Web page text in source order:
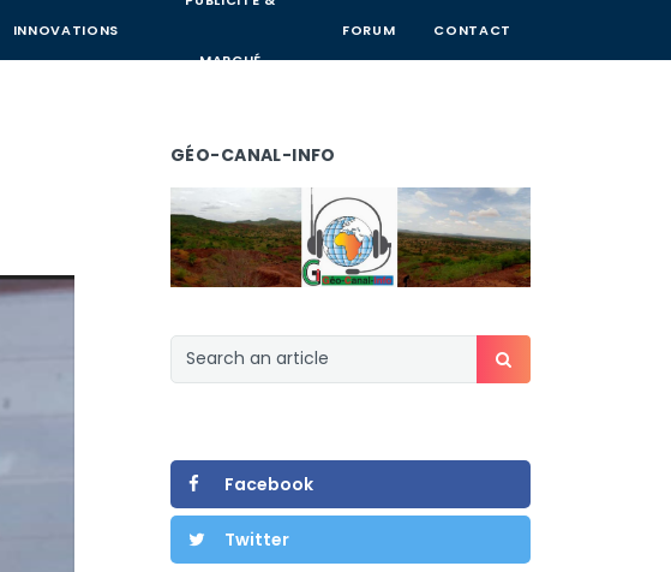
INNOVATIONS
MARCHÉ
FORUM CONTACT
GÉO-CANAL-INFO
Facebook
Twitter